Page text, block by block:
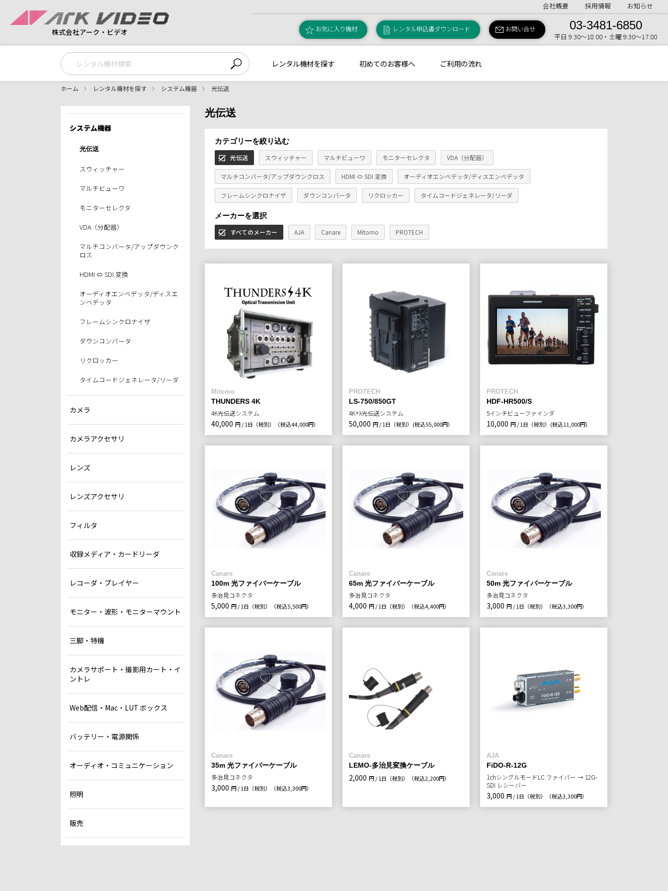
株式会社アーク・ビデオ
会社概要 採用情報 お知らせ
お気に入り機材 レンタル申込書ダウンロード お問い合せ 03-3481-6850
平日 9:30〜18:00・土曜 9:30〜17:00
レンタル機材を探す 初めてのお客様へ ご利用の流れ
ホーム レンタル機材を探す システム機器 光伝送
光伝送
カテゴリーを絞り込む
光伝送
スウィッチャー マルチビューワ モニターセレクタ VDA（分配器）
マルチコンバータ/アップダウンクロス HDMI ⇔ SDI 変換 オーディオエンベデッタ/ディスエンベデッタ
フレームシンクロナイザ ダウンコンバータ リクロッカー タイムコードジェネレータ/リーダ
メーカーを選択
すべてのメーカー
AJA Canare Mitomo PROTECH
Mitomo
THUNDERS 4K
4K光伝送システム
40,000 円 / 1日（税別） （税込44,000円）
PROTECH
LS-750/850GT
4K+X光伝送システム
50,000 円 / 1日（税別） (税込55,000円）
PROTECH
HDF-HR500/S
5インチビューファインダ
10,000 円 / 1日（税別） (税込11,000円）
Canare
100m 光ファイバーケーブル
多治見コネクタ
5,000 円 / 1日（税別） （税込5,500円）
Canare
65m 光ファイバーケーブル
多治見コネクタ
4,000 円 / 1日（税別） （税込4,400円）
Canare
50m 光ファイバーケーブル
多治見コネクタ
3,000 円 / 1日（税別） （税込3,300円）
Canare
35m 光ファイバーケーブル
多治見コネクタ
3,000 円 / 1日（税別） （税込3,300円）
Canare
LEMO-多治見変換ケーブル
2,000 円 / 1日（税別） （税込2,200円）
AJA
FiDO-R-12G
1chシングルモードLC ファイバー → 12G-
SDI レシーバー
3,000 円 / 1日（税別） （税込3,300円）
システム機器
光伝送
スウィッチャー
マルチビューワ
モニターセレクタ
VDA（分配器）
マルチコンバータ/アップダウンク
ロス
HDMI ⇔ SDI 変換
オーディオエンベデッタ/ディスエ
ンベデッタ
フレームシンクロナイザ
ダウンコンバータ
リクロッカー
タイムコードジェネレータ/リーダ
カメラ
カメラアクセサリ
レンズ
レンズアクセサリ
フィルタ
収録メディア・カードリーダ
レコーダ・プレイヤー
モニター・波形・モニターマウント
三脚・特機
カメラサポート・撮影用カート・イ
ントレ
Web配信・Mac・LUT ボックス
バッテリー・電源関係
オーディオ・コミュニケーション
照明
販売